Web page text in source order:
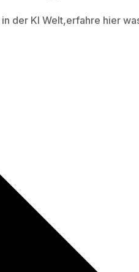
der KI Welt,erfahre hier